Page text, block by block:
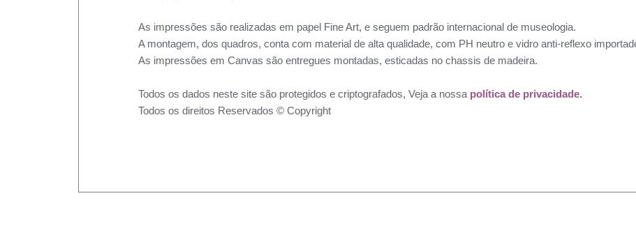
As impressões são realizadas em papel Fine Art, e seguem padrão internacional de museologia.
A montagem, dos quadros, conta com material de alta qualidade, com PH neutro e vidro anti-reflexo
As impressões em Canvas são entregues montadas, esticadas no chassis de madeira.
Todos os dados neste site são protegidos e criptografados, Veja a nossa política de privacidade.
Todos os direitos Reservados © Copyright